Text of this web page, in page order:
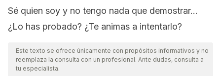
Sé quien soy y no tengo nada que demostrar…
¿Lo has probado? ¿Te animas a intentarlo?
Este texto se ofrece únicamente con propósitos informativos y no
reemplaza la consulta con un profesional. Ante dudas, consulta a
tu especialista.